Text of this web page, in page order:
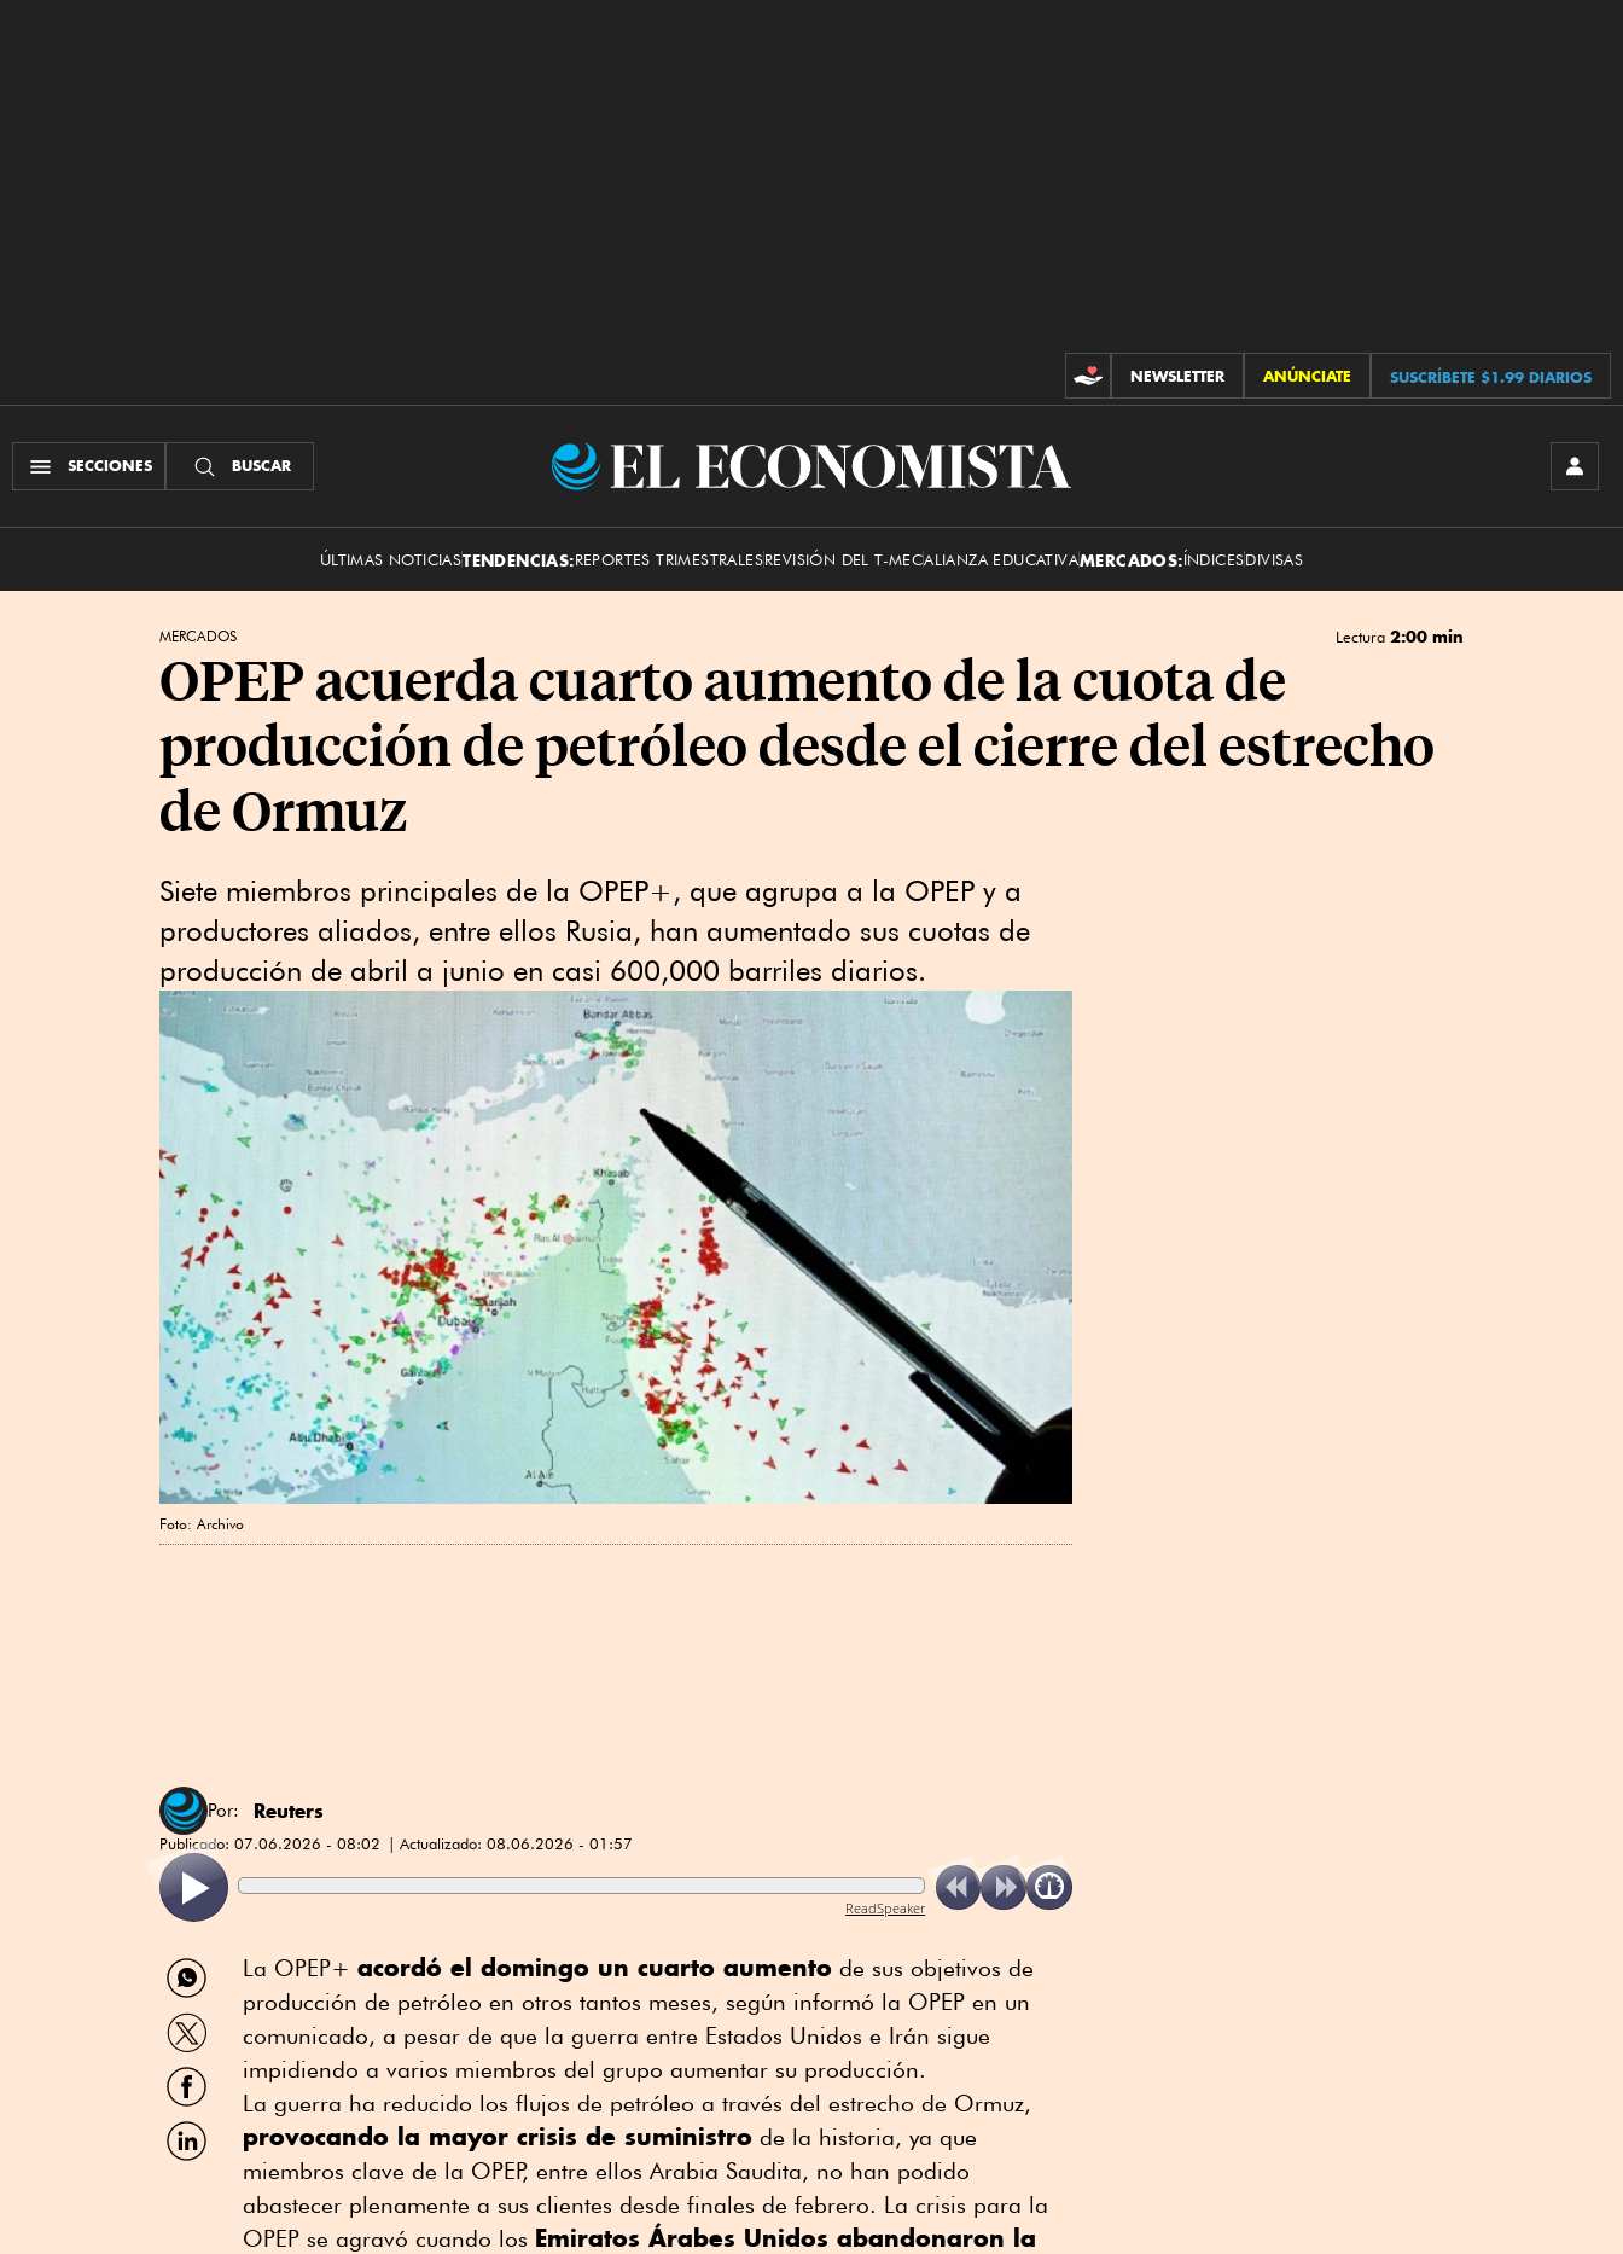
CONTRIBUCIONES
NEWSLETTER ANÚNCIATE SUSCRÍBETE $1.99 DIARIOS
SECCIONES BUSCAR
El
ÚLTIMAS NOTICIASTENDENCIAS:REPORTES TRIMESTRALESREVISIÓN DEL T-MECALIANZA EDUCATIVAMERCADOS:ÍNDICESDIVISAS
MERCADOS Lectura 2:00 min
OPEP acuerda cuarto aumento de la cuota de
producción de petróleo desde el cierre del estrecho
de Ormuz
Siete miembros principales de la OPEP+, que agrupa a la OPEP y a
productores aliados, entre ellos Rusia, han aumentado sus cuotas de
producción de abril a junio en casi 600,000 barriles diarios.
Foto: Archivo
Por: Reuters
Publicado: 07.06.2026 - 08:02 Actualizado: 08.06.2026 - 01:57
ReadSpeaker
Compartir
por
WhatsApp
Compartir
por
Twitter
Compartir
por
Facebook
Compartir
por
La OPEP+ acordó el domingo un cuarto aumento de sus objetivos de
producción de petróleo en otros tantos meses, según informó la OPEP en un
comunicado, a pesar de que la guerra entre Estados Unidos e Irán sigue
impidiendo a varios miembros del grupo aumentar su producción.
La guerra ha reducido los flujos de petróleo a través del estrecho de Ormuz,
provocando la mayor crisis de suministro de la historia, ya que
miembros clave de la OPEP, entre ellos Arabia Saudita, no han podido
abastecer plenamente a sus clientes desde finales de febrero. La crisis para la
OPEP se agravó cuando los Emiratos Árabes Unidos abandonaron la